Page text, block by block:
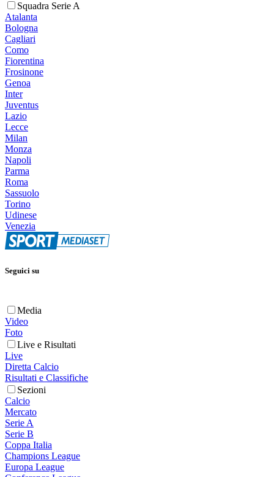
Squadra Serie A
Atalanta
Bologna
Cagliari
Como
Fiorentina
Frosinone
Genoa
Inter
Juventus
Lazio
Lecce
Milan
Monza
Napoli
Parma
Roma
Sassuolo
Torino
Udinese
Venezia
Seguici su
Media
Video
Foto
Live e Risultati
Live
Diretta Calcio
Risultati e Classifiche
Sezioni
Calcio
Mercato
Serie A
Serie B
Coppa Italia
Champions League
Europa League